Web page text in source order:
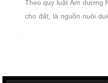
Theo quy luật Âm dương
cho đất, là nguồn nuôi